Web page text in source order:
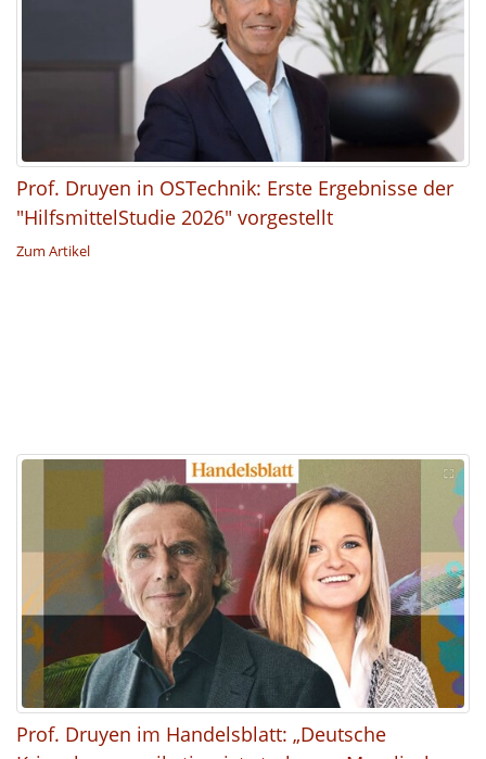
Prof. Druyen in OSTechnik: Erste Ergebnisse der
"HilfsmittelStudie 2026" vorgestellt
Zum Artikel
Prof. Druyen im Handelsblatt: „Deutsche